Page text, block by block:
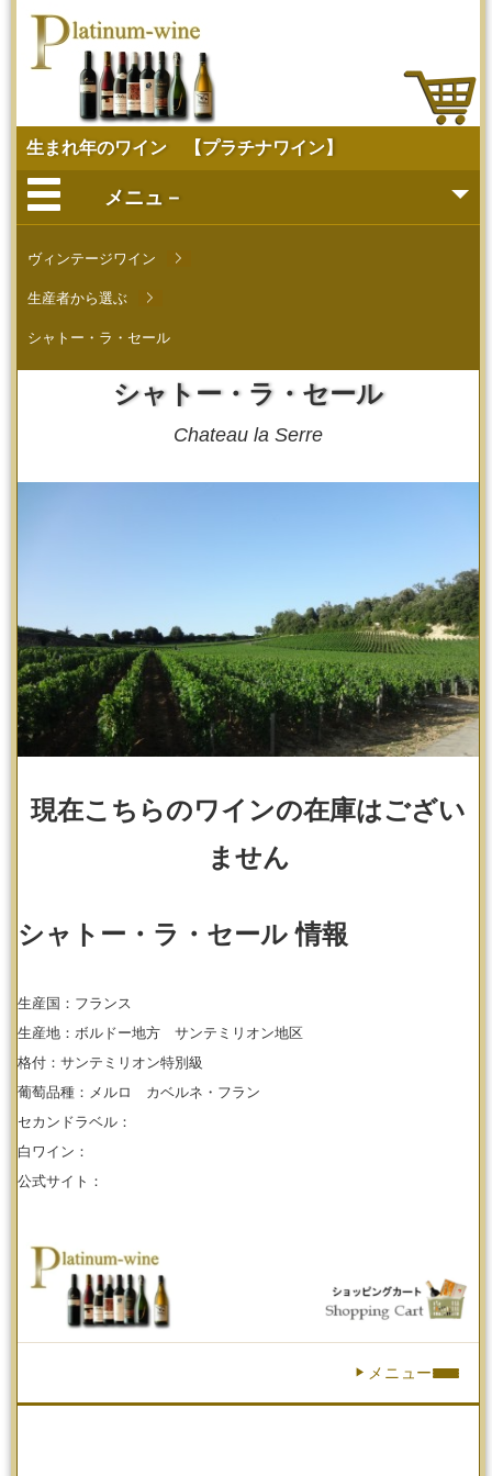
生まれ年のワイン 【プラチナワイン】
メニュ－
ヴィンテージから探す
当日欲しい～ご来店販売
会社概要
メディアへの掲載
ご返品に関して
無料ラッピング
お客様の声
プラチナワインワイン情報
ヴィンテージワインチャート
生産者から選ぶ
【ワインセラーショップ】
お電話 （03-5913-8046）
ヴィンテージワイン
生産者から選ぶ
シャトー・ラ・セール
シャトー・ラ・セール
Chateau la Serre
現在こちらのワインの在庫はござい
ません
シャトー・ラ・セール 情報
生産国：フランス
生産地：ボルドー地方 サンテミリオン地区
格付：サンテミリオン特別級
葡萄品種：メルロ カベルネ・フラン
セカンドラベル：
白ワイン：
公式サイト：
メニュー